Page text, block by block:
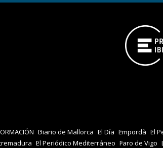
Diario de Mallorca El Día Empordà El
El Periódico Mediterráneo Faro de Vigo